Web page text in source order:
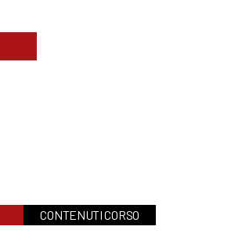
CONTENUTI CORSO